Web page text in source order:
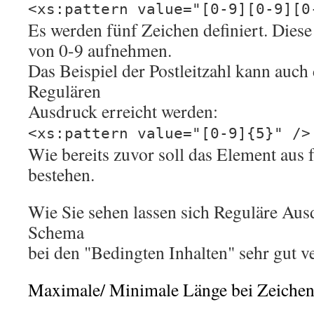
<xs:pattern value="[0-9][0-
Es werden fünf Zeichen definiert.
von 0-9 aufnehmen.
Das Beispiel der Postleitzahl kann
Regulären
Ausdruck erreicht werden:
<xs:pattern value="[0-9]{5}" />
Wie bereits zuvor soll das Element
bestehen.
Wie Sie sehen lassen sich Reguläre
Schema
bei den "Bedingten Inhalten" sehr gut
Maximale/ Minimale Länge bei